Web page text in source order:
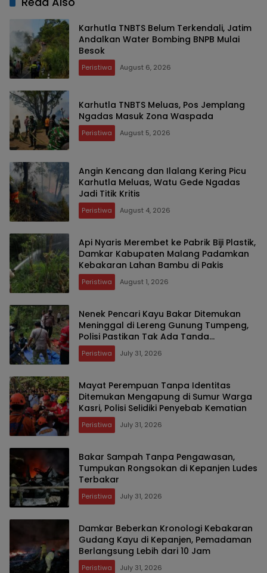
Karhutla TNBTS Belum Terkendali, Jatim
Andalkan Water Bombing BNPB Mulai
Besok
Peristiwa August 6, 2026
Karhutla TNBTS Meluas, Pos Jemplang
Ngadas Masuk Zona Waspada
Peristiwa August 5, 2026
Angin Kencang dan Ilalang Kering Picu
Karhutla Meluas, Watu Gede Ngadas
Jadi Titik Kritis
Peristiwa August 4, 2026
Api Nyaris Merembet ke Pabrik Biji Plastik,
Damkar Kabupaten Malang Padamkan
Kebakaran Lahan Bambu di Pakis
Peristiwa August 1, 2026
Nenek Pencari Kayu Bakar Ditemukan
Meninggal di Lereng Gunung Tumpeng,
Polisi Pastikan Tak Ada Tanda
Kekerasan
Peristiwa July 31, 2026
Mayat Perempuan Tanpa Identitas
Ditemukan Mengapung di Sumur Warga
Kasri, Polisi Selidiki Penyebab Kematian
Peristiwa July 31, 2026
Bakar Sampah Tanpa Pengawasan,
Tumpukan Rongsokan di Kepanjen Ludes
Terbakar
Peristiwa July 31, 2026
Damkar Beberkan Kronologi Kebakaran
Gudang Kayu di Kepanjen, Pemadaman
Berlangsung Lebih dari 10 Jam
Peristiwa July 31, 2026